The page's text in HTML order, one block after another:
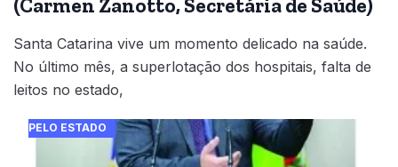
(Carmen Zanotto, Secretária de Saúde)
Santa Catarina vive um momento delicado na saúde.
No último mês, a superlotação dos hospitais, falta de
leitos no estado,
PELO ESTADO